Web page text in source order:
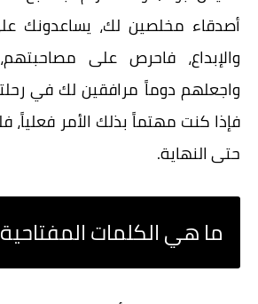
أصدقاء مخلصين لك، يساعدونك
والإبداع، فاحرص على
واجعلهم دوماً مرافقين لك في
فإذا كنت مهتماً بذلك الأمر فعلياً،
حتى النهاية.
ما هي الكلمات